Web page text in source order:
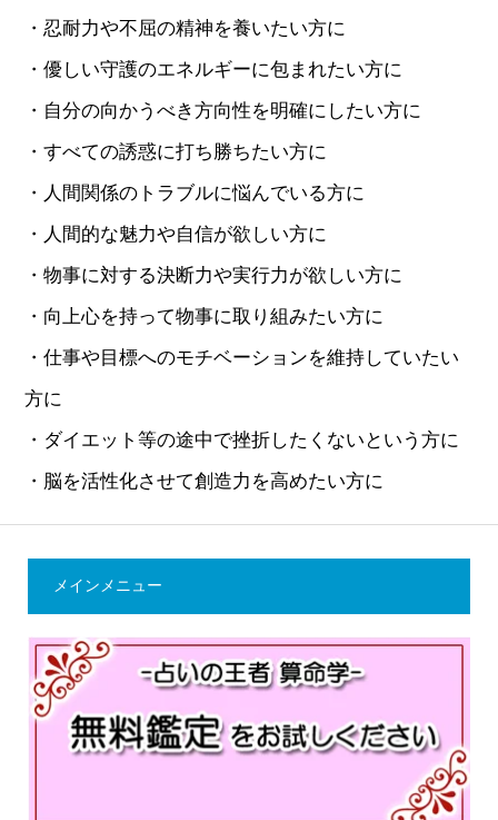
・忍耐力や不屈の精神を養いたい方に
・優しい守護のエネルギーに包まれたい方に
・自分の向かうべき方向性を明確にしたい方に
・すべての誘惑に打ち勝ちたい方に
・人間関係のトラブルに悩んでいる方に
・人間的な魅力や自信が欲しい方に
・物事に対する決断力や実行力が欲しい方に
・向上心を持って物事に取り組みたい方に
・仕事や目標へのモチベーションを維持していたい
方に
・ダイエット等の途中で挫折したくないという方に
・脳を活性化させて創造力を高めたい方に
メインメニュー